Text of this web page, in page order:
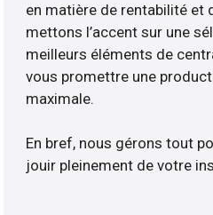
en matière de rentabilité et
mettons l’accent sur une
meilleurs éléments de
vous promettre une
maximale.
En bref, nous gérons tout
jouir pleinement de votre